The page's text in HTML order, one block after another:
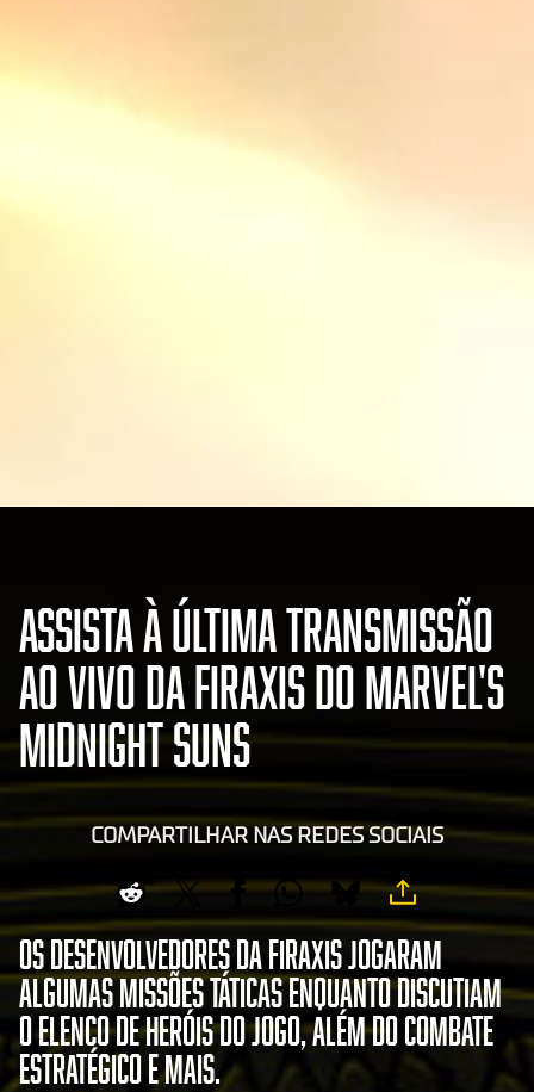
ASSISTA À ÚLTIMA TRANSMISSÃO
AO VIVO DA FIRAXIS DO MARVEL'S
MIDNIGHT SUNS
COMPARTILHAR NAS REDES SOCIAIS
Os desenvolvedores da Firaxis jogaram
algumas Missões Táticas enquanto discutiam
o elenco de heróis do jogo, além do combate
estratégico e mais.